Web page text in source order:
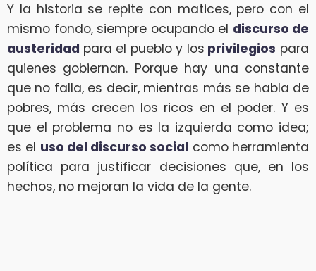
Y la historia se repite con matices, pero con el
mismo fondo, siempre ocupando el discurso de
austeridad para el pueblo y los privilegios para
quienes gobiernan. Porque hay una constante
que no falla, es decir, mientras más se habla de
pobres, más crecen los ricos en el poder. Y es
que el problema no es la izquierda como idea;
es el uso del discurso social como herramienta
política para justificar decisiones que, en los
hechos, no mejoran la vida de la gente.